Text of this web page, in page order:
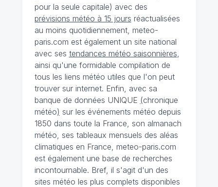
pour la seule capitale) avec des
prévisions météo à 15 jours réactualisées
au moins quotidiennement, meteo-
paris.com est également un site national
avec ses tendances météo saisonnières,
ainsi qu'une formidable compilation de
tous les liens météo utiles que l'on peut
trouver sur internet. Enfin, avec sa
banque de données UNIQUE (chronique
météo) sur les événements météo depuis
1850 dans toute la France, son almanach
météo, ses tableaux mensuels des aléas
climatiques en France, meteo-paris.com
est également une base de recherches
incontournable. Bref, il s'agit d'un des
sites météo les plus complets disponibles